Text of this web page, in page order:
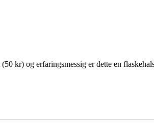
kr) og erfaringsmessig er dette en